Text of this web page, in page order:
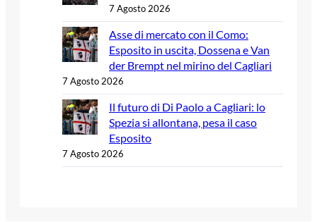
7 Agosto 2026
Asse di mercato con il Como:
Esposito in uscita, Dossena e Van
der Brempt nel mirino del Cagliari
7 Agosto 2026
Il futuro di Di Paolo a Cagliari: lo
Spezia si allontana, pesa il caso
Esposito
7 Agosto 2026